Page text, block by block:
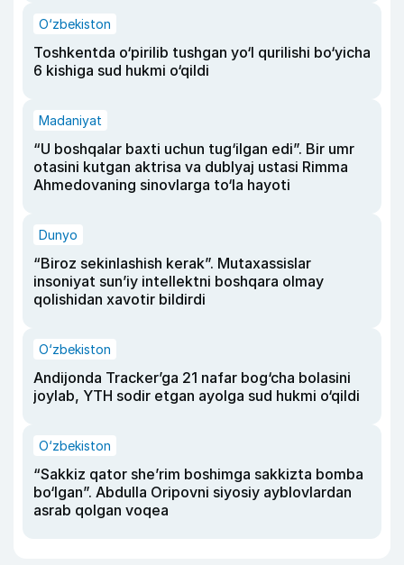
O‘zbekiston
Toshkentda o‘pirilib tushgan yo‘l qurilishi bo‘yicha
6 kishiga sud hukmi o‘qildi
Madaniyat
“U boshqalar baxti uchun tug‘ilgan edi”. Bir umr
otasini kutgan aktrisa va dublyaj ustasi Rimma
Ahmedovaning sinovlarga to‘la hayoti
Dunyo
“Biroz sekinlashish kerak”. Mutaxassislar
insoniyat sun’iy intellektni boshqara olmay
qolishidan xavotir bildirdi
O‘zbekiston
Andijonda Tracker’ga 21 nafar bog‘cha bolasini
joylab, YTH sodir etgan ayolga sud hukmi o‘qildi
O‘zbekiston
“Sakkiz qator she’rim boshimga sakkizta bomba
bo‘lgan”. Abdulla Oripovni siyosiy ayblovlardan
asrab qolgan voqea